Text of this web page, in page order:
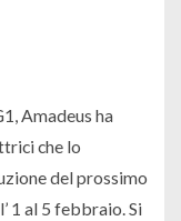
Amadeus ha
che lo
del prossimo
1 al 5 febbraio. Si